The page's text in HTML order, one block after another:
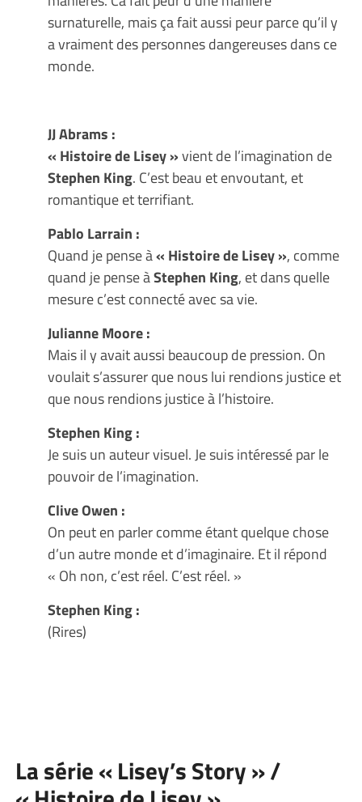
surnaturelle, mais ça fait aussi peur parce qu’il y
a vraiment des personnes dangereuses dans ce
monde.
JJ Abrams :
« Histoire de Lisey »vient de l’imagination de
Stephen King. C’est beau et envoutant, et
romantique et terrifiant.
Pablo Larrain :
Quand je pense à« Histoire de Lisey », comme
quand je pense àStephen King, et dans quelle
mesure c’est connecté avec sa vie.
Julianne Moore :
Mais il y avait aussi beaucoup de pression. On
voulait s’assurer que nous lui rendions justice et
que nous rendions justice à l’histoire.
Stephen King :
Je suis un auteur visuel. Je suis intéressé par le
pouvoir de l’imagination.
Clive Owen :
On peut en parler comme étant quelque chose
d’un autre monde et d’imaginaire. Et il répond
« Oh non, c’est réel. C’est réel. »
Stephen King :
(Rires)
La série « Lisey’s Story » /